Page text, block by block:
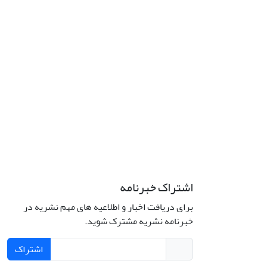
اشتراک خبرنامه
برای دریافت اخبار و اطلاعیه های مهم نشریه در
خبرنامه نشریه مشترک شوید.
اشتراک